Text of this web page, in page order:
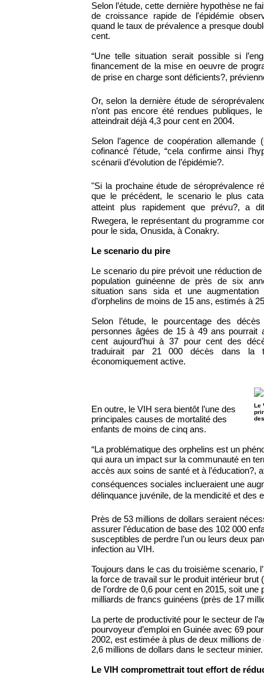
Selon l’étude, cette dernière hypothèse ne
de croissance rapide de l'épidémie
quand le taux de prévalence a presque
cent.
“Une telle situation serait possible si
financement de la mise en oeuvre de
de prise en charge sont déficients?,
Or, selon la dernière étude de
n’ont pas encore été rendues publiques,
atteindrait déjà 4,3 pour cent en 2004.
Selon l’agence de coopération
cofinancé l’étude, “cela confirme ainsi
scénarii d’évolution de l’épidémie?.
"Si la prochaine étude de séroprévalence
que le précédent, le scenario le plus
atteint plus rapidement que prévu?, a
Rwegera, le représentant du programme
pour le sida, Onusida, à Conakry.
Le scenario du pire
Le scenario du pire prévoit une réduction
population guinéenne de près de six
situation sans sida et une
d’orphelins de moins de 15 ans, estimés à
Selon l’étude, le pourcentage des
personnes âgées de 15 à 49 ans pourrait
cent aujourd’hui à 37 pour cent des
traduirait par 21 000 décès dans la
économiquement active.
Le
En outre, le VIH sera bientôt l’une des
principales causes de mortalité des
enfants de moins de cinq ans.
“La problématique des orphelins est un
qui aura un impact sur la communauté en
accès aux soins de santé et à l’éducation?,
conséquences sociales inclueraient une
délinquance juvénile, de la mendicité et des
Près de 53 millions de dollars seraient
assurer l’éducation de base des 102 000
susceptibles de perdre l’un ou leurs deux
infection au VIH.
Toujours dans le cas du troisième scenario,
la force de travail sur le produit intérieur brut
de l’ordre de 0,6 pour cent en 2015, soit une
milliards de francs guinéens (près de 17
La perte de productivité pour le secteur de
pourvoyeur d’emploi en Guinée avec 69
2002, est estimée à plus de deux millions
2,6 millions de dollars dans le secteur minier.
Le VIH compromettrait tout effort de